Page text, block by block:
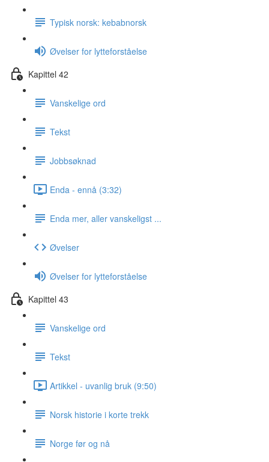
Typisk norsk: kebabnorsk
Øvelser for lytteforståelse
Kapittel 42
Vanskelige ord
Tekst
Jobbsøknad
Enda - ennå (3:32)
Enda mer, aller vanskeligst ...
Øvelser
Øvelser for lytteforståelse
Kapittel 43
Vanskelige ord
Tekst
Artikkel - uvanlig bruk (9:50)
Norsk historie i korte trekk
Norge før og nå